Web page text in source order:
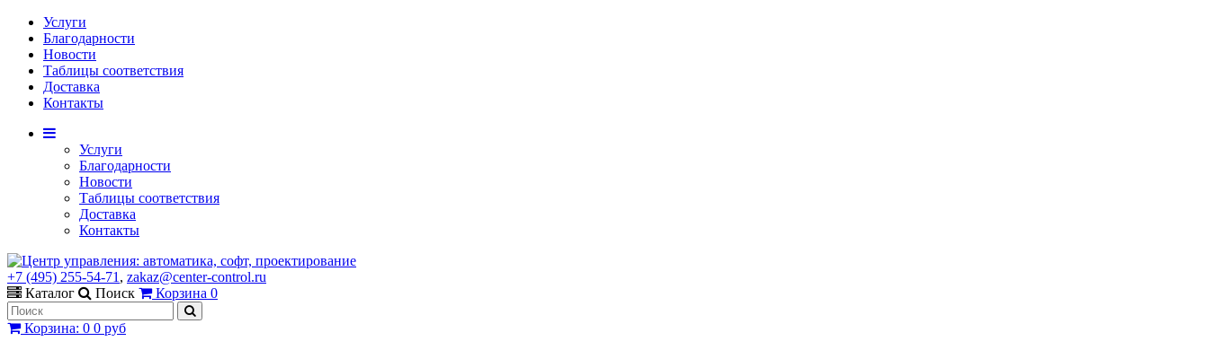
Услуги
Благодарности
Новости
Таблицы соответствия
Доставка
Контакты
Услуги
Благодарности
Новости
Таблицы соответствия
Доставка
Контакты
+7 (495) 255-54-71 , zakaz@center-control.ru
Каталог
Поиск Корзина 0
Корзина: 0 0 руб